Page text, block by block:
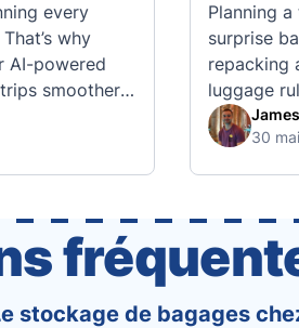
every
why
AI-powered
smoother,
Makes the
travel
…
Before
Planning
surprise
repacking
luggage
the same
we’ve
policies
30
stockage de bagages